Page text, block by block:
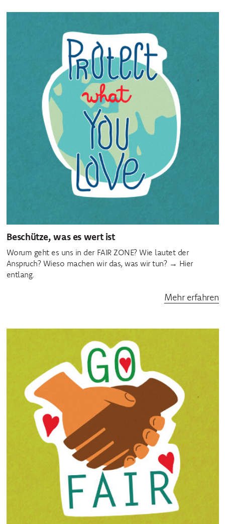
Beschütze, was es wert ist
Worum geht es uns in der FAIR ZONE? Wie lautet der
Anspruch? Wieso machen wir das, was wir tun? → Hier
entlang.
Mehr erfahren